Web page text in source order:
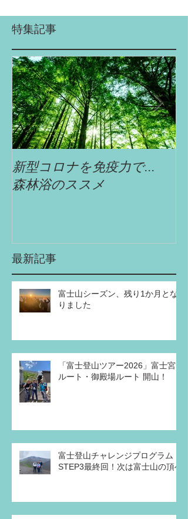
特集記事
新型コロナを免疫力で...
森林浴のススメ
最新記事
富士山シーズン、残り1か月とな
りました
「富士登山ツアー2026」富士宮
ルート・御殿場ルート 開山！
富士登山チャレンジプログラム・
STEP3最終回！次は富士山の頂へ